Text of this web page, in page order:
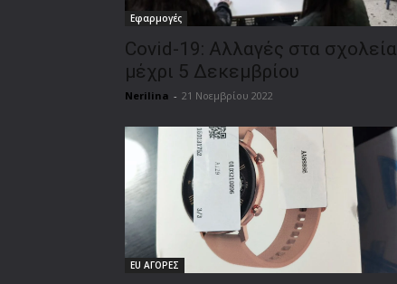
Εφαρμογές
Covid-19: Αλλαγές στα σχολεία
μέχρι 5 Δεκεμβρίου
Nerilina - 21 Νοεμβρίου 2022
EU ΑΓΟΡΕΣ